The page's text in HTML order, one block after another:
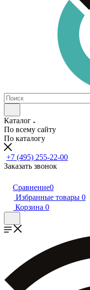
Каталог
По всему сайту
По каталогу
+7 (495) 255-22-00
Заказать звонок
Сравнение0
Избранные товары 0
Корзина 0